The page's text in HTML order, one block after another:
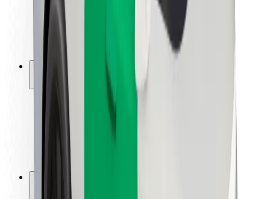
Seguridad para conductores
Seguridad para patinetes
Laboratorio de seguridad
Dónde estamos
Soluciones para las ciudades
Aeropuertos
Estaciones de carga de Bolt
Soporte